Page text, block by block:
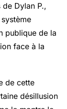
Dylan P.,
publique de la
face à la
de cette
désillusion